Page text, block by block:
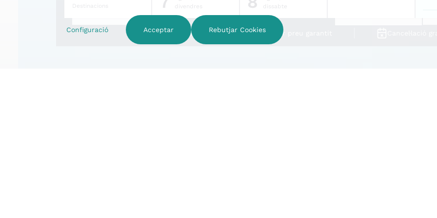
Destinacions
divendres
dissabte
Hotel familiar Millor preu garantit
Configuració Acceptar Rebutjar Cookies